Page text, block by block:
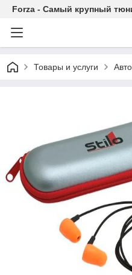
Forza - Самый крупный
Товары и услуги